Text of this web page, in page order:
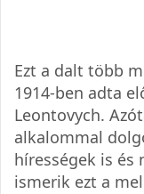
Ezt a dalt több
1914-ben adta
Leontovych.
alkalommal
hírességek is és
ismerik ezt a